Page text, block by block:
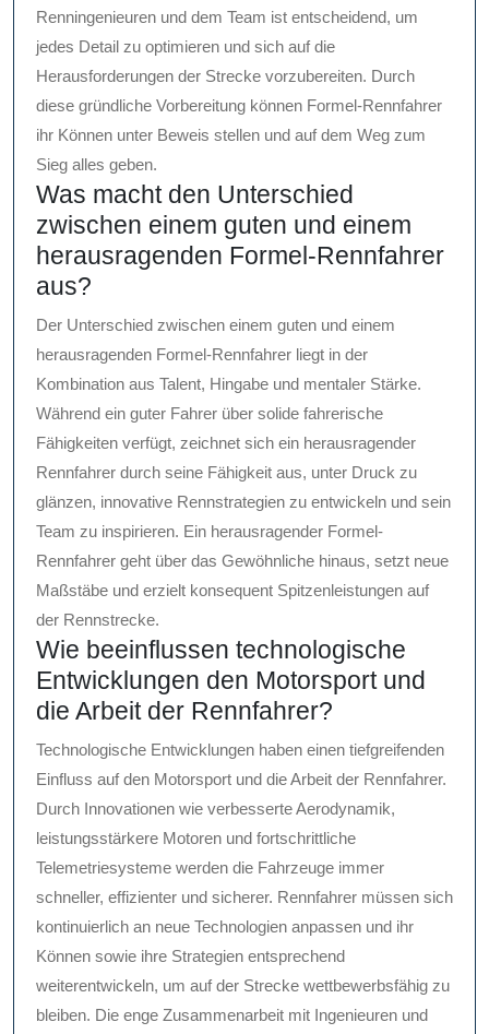
Renningenieuren und dem Team ist entscheidend, um
jedes Detail zu optimieren und sich auf die
Herausforderungen der Strecke vorzubereiten. Durch
diese gründliche Vorbereitung können Formel-Rennfahrer
ihr Können unter Beweis stellen und auf dem Weg zum
Sieg alles geben.
Was macht den Unterschied
zwischen einem guten und einem
herausragenden Formel-Rennfahrer
aus?
Der Unterschied zwischen einem guten und einem
herausragenden Formel-Rennfahrer liegt in der
Kombination aus Talent, Hingabe und mentaler Stärke.
Während ein guter Fahrer über solide fahrerische
Fähigkeiten verfügt, zeichnet sich ein herausragender
Rennfahrer durch seine Fähigkeit aus, unter Druck zu
glänzen, innovative Rennstrategien zu entwickeln und sein
Team zu inspirieren. Ein herausragender Formel-
Rennfahrer geht über das Gewöhnliche hinaus, setzt neue
Maßstäbe und erzielt konsequent Spitzenleistungen auf
der Rennstrecke.
Wie beeinflussen technologische
Entwicklungen den Motorsport und
die Arbeit der Rennfahrer?
Technologische Entwicklungen haben einen tiefgreifenden
Einfluss auf den Motorsport und die Arbeit der Rennfahrer.
Durch Innovationen wie verbesserte Aerodynamik,
leistungsstärkere Motoren und fortschrittliche
Telemetriesysteme werden die Fahrzeuge immer
schneller, effizienter und sicherer. Rennfahrer müssen sich
kontinuierlich an neue Technologien anpassen und ihr
Können sowie ihre Strategien entsprechend
weiterentwickeln, um auf der Strecke wettbewerbsfähig zu
bleiben. Die enge Zusammenarbeit mit Ingenieuren und